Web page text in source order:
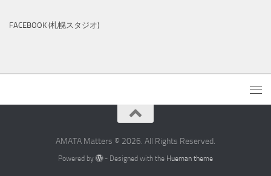
FACEBOOK (札幌スタジオ)
AMATA Matters © 2026. All Rights Reserved.
Powered by - Designed with the Hueman theme